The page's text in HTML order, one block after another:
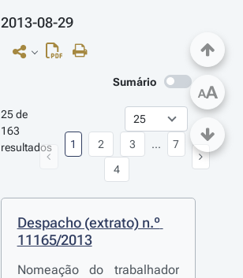
2013-08-29
Sumário
25 de
163
resultados
1 2
3
4
... 7
Despacho (extrato) n.º
11165/2013
Nomeação do trabalhador
AA